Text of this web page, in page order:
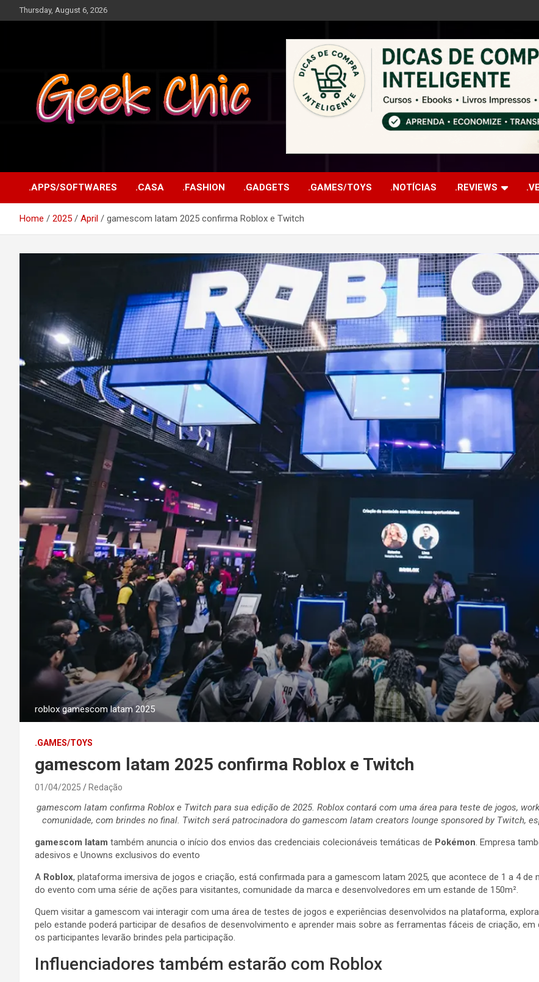
to
Thursday, August 6, 2026
.APPS/SOFTWARES .CASA .FASHION .GADGETS .GAMES/TOYS .NOTÍCIAS .REVIEWS
Home 2025 April gamescom latam 2025 confirma Roblox e Twitch
roblox gamescom latam 2025
.GAMES/TOYS
gamescom latam 2025 confirma Roblox e Twitch
01/04/2025 Redação
gamescom latam confirma Roblox e Twitch para sua edição de 2025. Roblox contará com uma área para teste de jogos,
comunidade, com brindes no final. Twitch será patrocinadora do gamescom latam creators lounge sponsored by Twitch,
gamescom latam também anuncia o início dos envios das credenciais colecionáveis temáticas de Pokémon. Empresa
adesivos e Unowns exclusivos do evento
A Roblox, plataforma imersiva de jogos e criação, está confirmada para a gamescom latam 2025, que acontece de 1 a 4
do evento com uma série de ações para visitantes, comunidade da marca e desenvolvedores em um estande de 150m².
Quem visitar a gamescom vai interagir com uma área de testes de jogos e experiências desenvolvidos na plataforma,
pelo estande poderá participar de desafios de desenvolvimento e aprender mais sobre as ferramentas fáceis de criação,
os participantes levarão brindes pela participação.
Influenciadores também estarão com Roblox